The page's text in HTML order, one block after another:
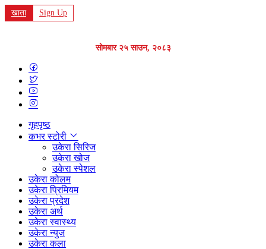
खाता Sign Up
सोमबार २५ साउन, २०८३
गृहपृष्ठ
कभर स्टोरी
उकेरा सिरिज
उकेरा खोज
उकेरा स्पेशल
उकेरा कोलम
उकेरा प्रिमियम
उकेरा प्रदेश
उकेरा अर्थ
उकेरा स्वास्थ्य
उकेरा न्युज
उकेरा कला